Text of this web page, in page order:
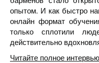
опытом. И как быстро
онлайн формат
только сплотили
действительно
Читайте полное